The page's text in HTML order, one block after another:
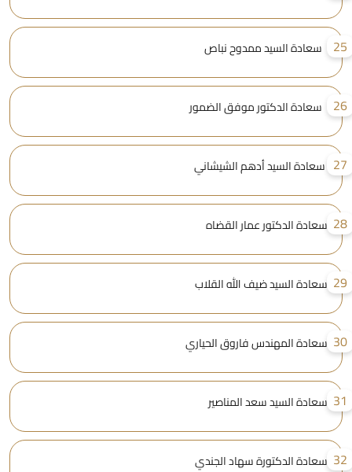
سعادة السيد ممدوح نباص
سعادة الدكتور موفق الضمور
سعادة السيد أدهم الشيشاني
سعادة الدكتور عمار القضاه
سعادة السيد ضيف الله القلاب
سعادة المهندس فاروق الحياري
سعادة السيد سعد المناصير
سعادة الدكتورة سهاد الجندي